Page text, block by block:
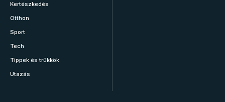
Kertészkedés
Otthon
Sport
Tech
Tippek és trükkök
Utazás